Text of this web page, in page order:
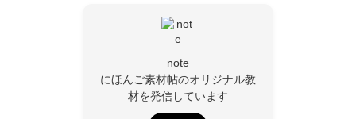
note
にほんご素材帖のオリジナル教
材を発信しています